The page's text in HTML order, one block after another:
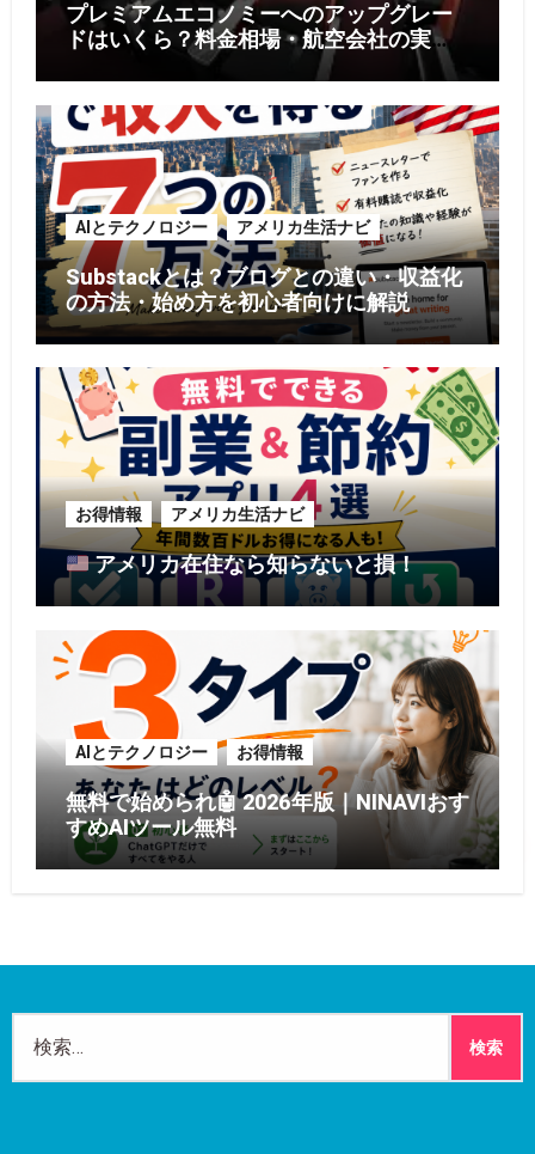
プレミアムエコノミーへのアップグレー
ドはいくら？料金相場・航空会社の実
例・お得に利用する5つのコツ【2026年
版】
AIとテクノロジー アメリカ生活ナビ
Substackとは？ブログとの違い・収益化
の方法・始め方を初心者向けに解説
お得情報 アメリカ生活ナビ
アメリカ在住なら知らないと損！
AIとテクノロジー お得情報
無料で始められ🤖 2026年版｜NINAVIおす
すめAIツール無料